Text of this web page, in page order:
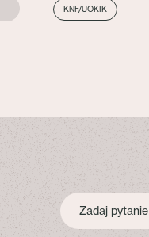
KNF/UOKIK
Zadaj pytanie